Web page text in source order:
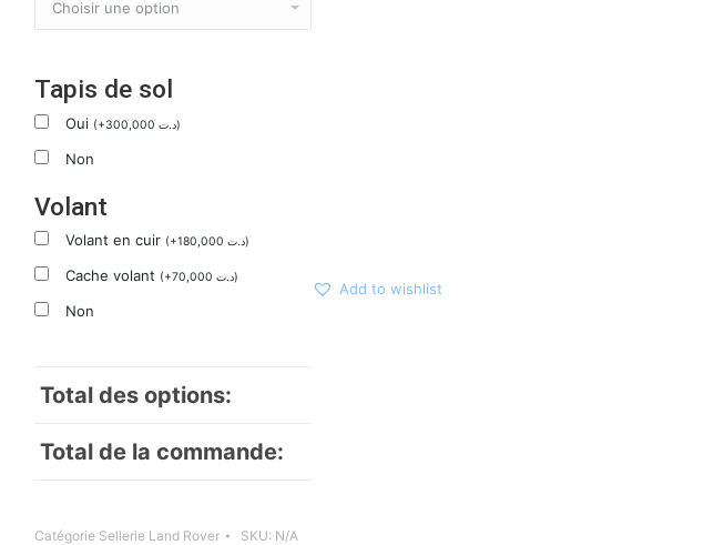
Tapis de sol
Oui (+300,000 د.ت)
Non
Volant
Volant en cuir (+180,000 د.ت)
Cache volant (+70,000 د.ت)
Non
Total des options:
Total de la commande:
Add to wishlist
Catégorie Sellerie Land Rover SKU: N/A